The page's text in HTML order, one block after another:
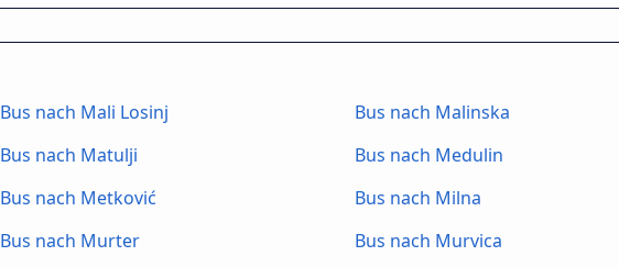
Bus nach Mali Losinj
Bus nach Malinska
Bus nach Matulji
Bus nach Medulin
Bus nach Metković
Bus nach Milna
Bus nach Murter
Bus nach Murvica